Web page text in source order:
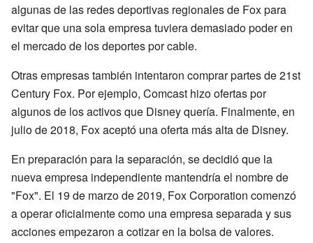
algunas de las redes deportivas regionales de Fox para
evitar que una sola empresa tuviera demasiado poder en
el mercado de los deportes por cable.
Otras empresas también intentaron comprar partes de 21st
Century Fox. Por ejemplo, Comcast hizo ofertas por
algunos de los activos que Disney quería. Finalmente, en
julio de 2018, Fox aceptó una oferta más alta de Disney.
En preparación para la separación, se decidió que la
nueva empresa independiente mantendría el nombre de
"Fox". El 19 de marzo de 2019, Fox Corporation comenzó
a operar oficialmente como una empresa separada y sus
acciones empezaron a cotizar en la bolsa de valores.